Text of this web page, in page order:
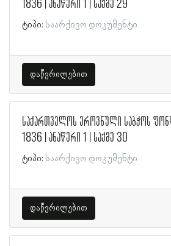
1836 | ანაწერი 1 | საქმე 29
ტიპი: საარქივო დოკუმენტი
დაწვრილებით
საქართველოს ეროვნული საბჭოს
1836 | ანაწერი 1 | საქმე 30
ტიპი: საარქივო დოკუმენტი
დაწვრილებით